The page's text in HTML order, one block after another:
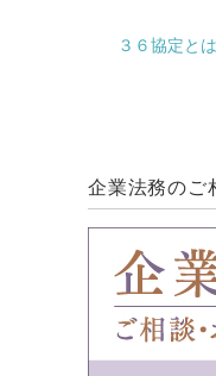
３６協定と
企業法務のご